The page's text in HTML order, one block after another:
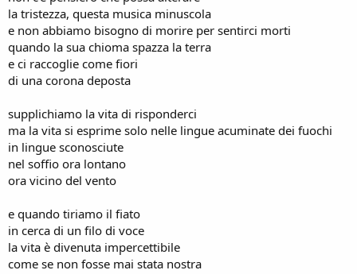
la tristezza, questa musica minuscola
e non abbiamo bisogno di morire per sentirci morti
quando la sua chioma spazza la terra
e ci raccoglie come fiori
di una corona deposta
supplichiamo la vita di risponderci
ma la vita si esprime solo nelle lingue acuminate dei fuochi
in lingue sconosciute
nel soffio ora lontano
ora vicino del vento
e quando tiriamo il fiato
in cerca di un filo di voce
la vita è divenuta impercettibile
come se non fosse mai stata nostra